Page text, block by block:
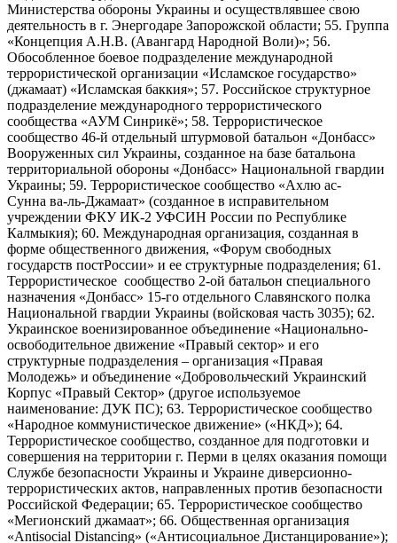
Министерства обороны Украины и осуществлявшее свою
деятельность в г. Энергодаре Запорожской области; 55. Группа
«Концепция А.Н.В. (Авангард Народной Воли)»; 56.
Обособленное боевое подразделение международной
террористической организации «Исламское государство»
(джамаат) «Исламская баккия»; 57. Российское структурное
подразделение международного террористического
сообщества «АУМ Синрикё»; 58. Террористическое
сообщество 46-й отдельный штурмовой батальон «Донбасс»
Вооруженных сил Украины, созданное на базе батальона
территориальной обороны «Донбасс» Национальной гвардии
Украины; 59. Террористическое сообщество «Ахлю ас-
Сунна ва-ль-Джамаат» (созданное в исправительном
учреждении ФКУ ИК-2 УФСИН России по Республике
Калмыкия); 60. Международная организация, созданная в
форме общественного движения, «Форум свободных
государств постРоссии» и ее структурные подразделения; 61.
Террористическое сообщество 2-ой батальон специального
назначения «Донбасс» 15-го отдельного Славянского полка
Национальной гвардии Украины (войсковая часть 3035); 62.
Украинское военизированное объединение «Национально-
освободительное движение «Правый сектор» и его
структурные подразделения – организация «Правая
Молодежь» и объединение «Добровольческий Украинский
Корпус «Правый Сектор» (другое используемое
наименование: ДУК ПС); 63. Террористическое сообщество
«Народное коммунистическое движение» («НКД»); 64.
Террористическое сообщество, созданное для подготовки и
совершения на территории г. Перми в целях оказания помощи
Службе безопасности Украины и Украине диверсионно-
террористических актов, направленных против безопасности
Российской Федерации; 65. Террористическое сообщество
«Мегионский джамаат»; 66. Общественная организация
«Antisocial Distancing» («Антисоциальное Дистанцирование»);